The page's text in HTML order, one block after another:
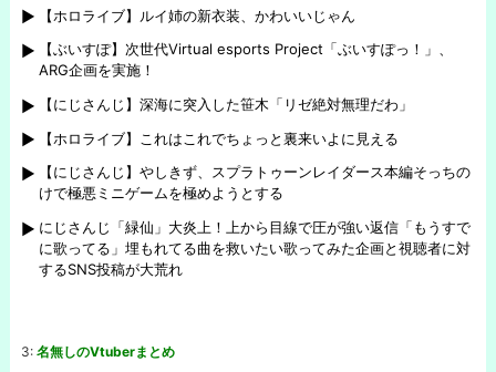
【ホロライブ】ルイ姉の新衣装、かわいいじゃん
【ぶいすぽ】次世代Virtual esports Project「ぶいすぽっ！」、
ARG企画を実施！
【にじさんじ】深海に突入した笹木「リゼ絶対無理だわ」
【ホロライブ】これはこれでちょっと裏来いよに見える
【にじさんじ】やしきず、スプラトゥーンレイダース本編そっちの
けで極悪ミニゲームを極めようとする
にじさんじ「緑仙」大炎上！上から目線で圧が強い返信「もうすで
に歌ってる」埋もれてる曲を救いたい歌ってみた企画と視聴者に対
するSNS投稿が大荒れ
3: 名無しのVtuberまとめ